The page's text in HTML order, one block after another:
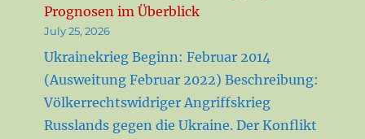
Prognosen im Überblick
July 25, 2026
Ukrainekrieg Beginn: Februar 2014
(Ausweitung Februar 2022) Beschreibung:
Völkerrechtswidriger Angriffskrieg
Russlands gegen die Ukraine. Der Konflikt